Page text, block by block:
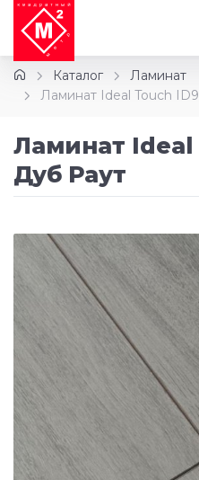
Каталог
Ламинат
Ламинат Ideal Touch
Ламинат Ideal
Дуб Раут